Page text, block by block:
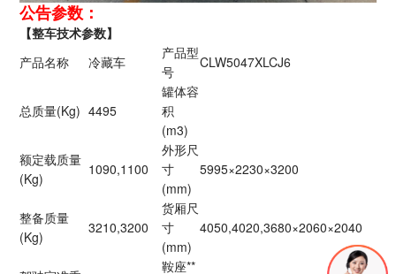
公告参数：
【整车技术参数】
产品名称
冷藏车
产品型
号
CLW5047XLCJ6
总质量(Kg) 4495
罐体容
积
(m3)
额定载质量
(Kg)
1090,1100
外形尺
寸
(mm)
5995×2230×3200
整备质量
(Kg)
3210,3200
货厢尺
寸
(mm)
4050,4020,3680×2060×2040
鞍座**